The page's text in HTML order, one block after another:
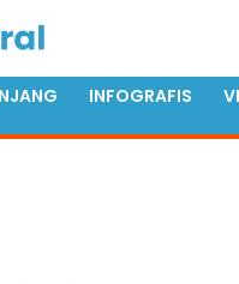
INFOGRAFIS